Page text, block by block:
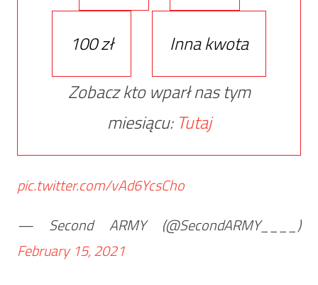
100 zł
Inna kwota
Zobacz kto wparł nas tym
miesiącu: Tutaj
pic.twitter.com/vAd6YcsCho
— Second ARMY (@SecondARMY____)
February 15, 2021